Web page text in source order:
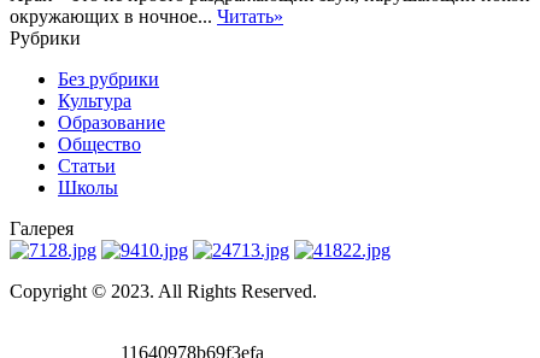
окружающих в ночное... Читать»
Рубрики
Без рубрики
Культура
Образование
Общество
Статьи
Школы
Галерея
Copyright © 2023. All Rights Reserved.
11640978b69f3efa